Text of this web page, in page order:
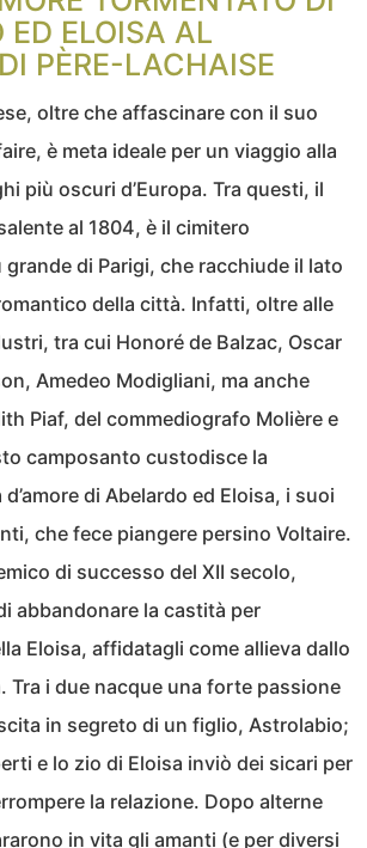
ED ELOISA AL
PÈRE-LACHAISE
oltre che affascinare con il suo
è meta ideale per un viaggio alla
più oscuri d’Europa. Tra questi, il
al 1804, è il cimitero
di Parigi, che racchiude il lato
della città. Infatti, oltre alle
tra cui Honoré de Balzac, Oscar
Amedeo Modigliani, ma anche
Piaf, del commediografo Molière e
camposanto custodisce la
di Abelardo ed Eloisa, i suoi
che fece piangere persino Voltaire.
di successo del XII secolo,
abbandonare la castità per
Eloisa, affidatagli come allieva dallo
Tra i due nacque una forte passione
in segreto di un figlio, Astrolabio;
e lo zio di Eloisa inviò dei sicari per
la relazione. Dopo alterne
in vita gli amanti (e per diversi